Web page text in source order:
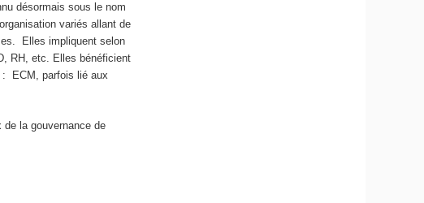
désormais sous le nom
variés allant de
Elles impliquent selon
RH, etc. Elles bénéficient
: ECM, parfois lié aux
de la gouvernance de